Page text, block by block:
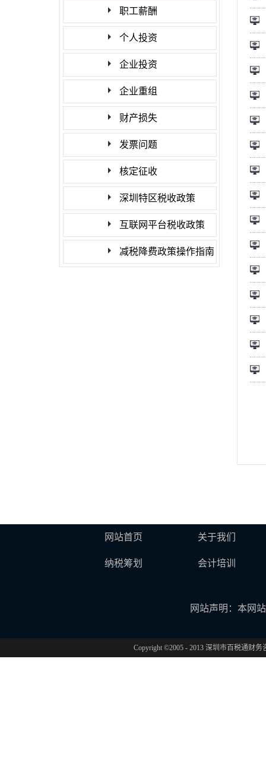
职工薪酬
个人投资
企业投资
企业重组
财产损失
发票问题
核定征收
深圳特区税收政策
互联网平台税收政策
减税降费政策操作指南
网站首页 关于我们
纳税筹划 会计培训
网站声明：本网
Copyright ©2005 - 2013 深圳市百税通财务